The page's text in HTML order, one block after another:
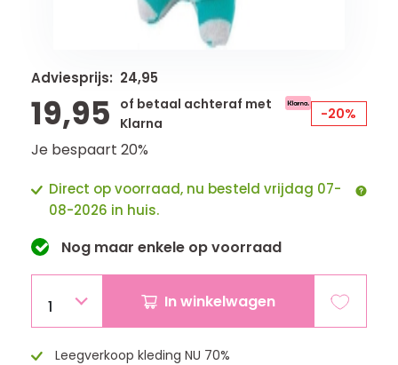
Adviesprijs: 24,95
19,95
of betaal achteraf met
Klarna
-20%
Je bespaart 20%
Direct op voorraad, nu besteld vrijdag 07-
08-2026 in huis.
Nog maar enkele op voorraad
1 In winkelwagen
Leegverkoop kleding NU 70%